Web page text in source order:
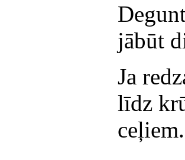
jābūt
Ja
līdz
ceļiem.